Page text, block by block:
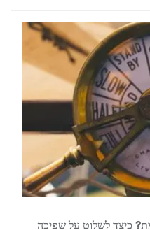
כיצד לשלוט על שפיכה